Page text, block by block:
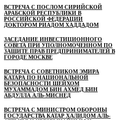
ВСТРЕЧА С ПОСЛОМ СИРИЙСКОЙ
АРАБСКОЙ РЕСПУБЛИКИ В
РОССИЙСКОЙ ФЕДЕРАЦИИ
ДОКТОРОМ РИАДОМ ХАДДАДОМ
ЗАСЕДАНИЕ ИНВЕСТИЦИОННОГО
СОВЕТА ПРИ УПОЛНОМОЧЕННОМ ПО
ЗАЩИТЕ ПРАВ ПРЕДПРИНИМАТЕЛЕЙ В
ГОРОДЕ МОСКВЕ
ВСТРЕЧА С СОВЕТНИКОМ ЭМИРА
КАТАРА ПО НАЦИОНАЛЬНОЙ
БЕЗОПАСНОСТИ ШЕЙХОМ
МУХАММАДОМ БИН АХМЕД БИН
АБДУЛЛА АЛЬ-МИСНЕД
ВСТРЕЧА С МИНИСТРОМ ОБОРОНЫ
ГОСУДАРСТВА КАТАР ХАЛИДОМ АЛЬ-